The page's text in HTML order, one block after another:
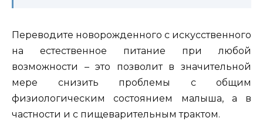
Переводите новорожденного с искусственного
на естественное питание при любой
возможности – это позволит в значительной
мере снизить проблемы с общим
физиологическим состоянием малыша, а в
частности и с пищеварительным трактом.